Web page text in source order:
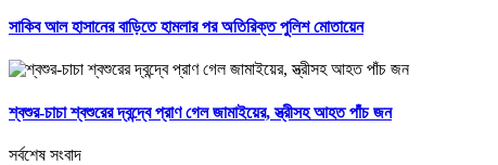
সাকিব আল হাসানের বাড়িতে হামলার পর অতিরিক্ত পুলিশ মোতায়েন
শ্বশুর-চাচা শ্বশুরের দ্বন্দ্বে প্রাণ গেল জামাইয়ের, স্ত্রীসহ আহত পাঁচ জন
সর্বশেষ সংবাদ